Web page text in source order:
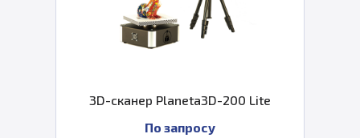
3D-сканер Planeta3D-200 Lite
По запросу